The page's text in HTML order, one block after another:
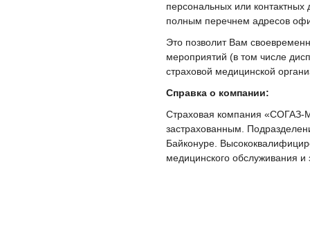
персональных или
полным перечнем адресов
Это позволит Вам
мероприятий (в том числе
страховой медицинской
Справка о компании:
Страховая компания
застрахованным.
Байконуре.
медицинского обслуживания